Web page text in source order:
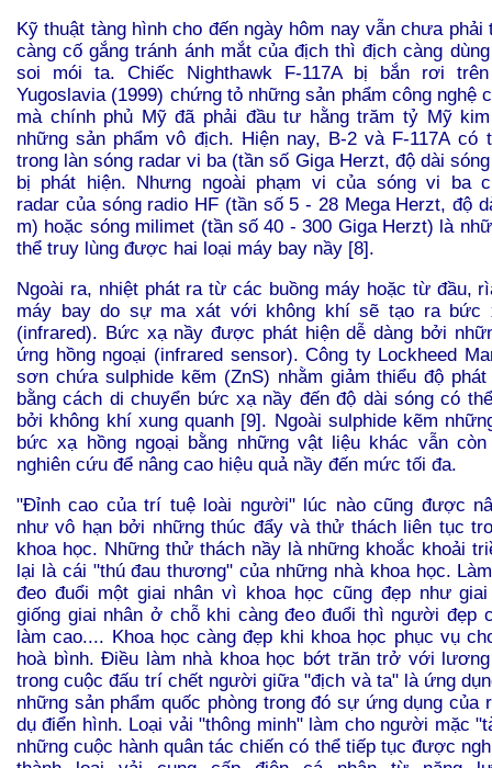
Kỹ thuật tàng hình cho đến ngày hôm nay vẫn chưa
càng cố gắng tránh ánh mắt của địch thì địch càng
soi mói ta. Chiếc Nighthawk F-117A bị bắn rơi
Yugoslavia (1999) chứng tỏ những sản phẩm công nghệ
mà chính phủ Mỹ đã phải đầu tư hằng trăm tỷ Mỹ
những sản phẩm vô địch. Hiện nay, B-2 và F-117A có
trong làn sóng radar vi ba (tần số Giga Herzt, độ dài
bị phát hiện. Nhưng ngoài phạm vi của sóng vi ba
radar của sóng radio HF (tần số 5 - 28 Mega Herzt, độ
m) hoặc sóng milimet (tần số 40 - 300 Giga Herzt) là
thể truy lùng được hai loại máy bay nầy [8].
Ngoài ra, nhiệt phát ra từ các buồng máy hoặc từ đầu,
máy bay do sự ma xát với không khí sẽ tạo ra bức
(infrared). Bức xạ nầy được phát hiện dễ dàng bởi
ứng hồng ngoại (infrared sensor). Công ty Lockheed
sơn chứa sulphide kẽm (ZnS) nhằm giảm thiểu độ
bằng cách di chuyển bức xạ nầy đến độ dài sóng có
bởi không khí xung quanh [9]. Ngoài sulphide kẽm
bức xạ hồng ngoại bằng những vật liệu khác vẫn
nghiên cứu để nâng cao hiệu quả nầy đến mức tối đa.
"Đỉnh cao của trí tuệ loài người" lúc nào cũng được
như vô hạn bởi những thúc đẩy và thử thách liên tục
khoa học. Những thử thách nầy là những khoắc khoải
lại là cái "thú đau thương" của những nhà khoa học.
đeo đuổi một giai nhân vì khoa học cũng đẹp như
giống giai nhân ở chỗ khi càng đeo đuổi thì người đẹp
làm cao.... Khoa học càng đẹp khi khoa học phục vụ
hoà bình. Điều làm nhà khoa học bớt trăn trở với
trong cuộc đấu trí chết người giữa "địch và ta" là ứng
những sản phẩm quốc phòng trong đó sự ứng dụng của
dụ điển hình. Loại vải "thông minh" làm cho người mặc
những cuộc hành quân tác chiến có thể tiếp tục được